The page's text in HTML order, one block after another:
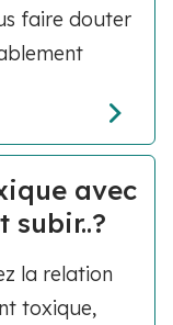
faire douter
avec
subir..?
la relation
toxique,